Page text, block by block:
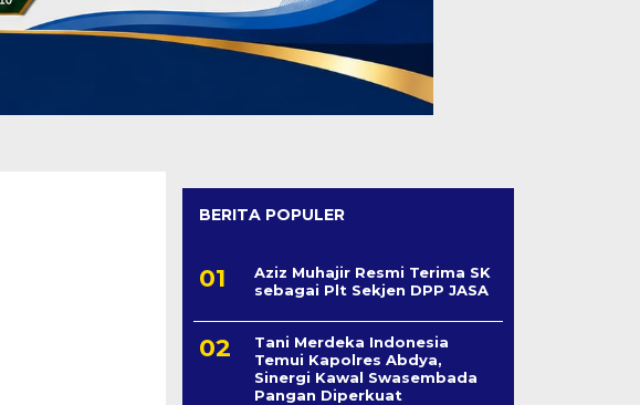
BERITA POPULER
Aziz Muhajir Resmi Terima SK
sebagai Plt Sekjen DPP JASA
Tani Merdeka Indonesia
Temui Kapolres Abdya,
Sinergi Kawal Swasembada
Pangan Diperkuat